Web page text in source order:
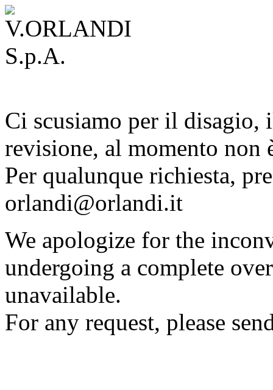
Ci scusiamo per il disagio,
revisione, al momento non
Per qualunque richiesta,
orlandi@orlandi.it
We apologize for the
undergoing a complete
unavailable.
For any request, please